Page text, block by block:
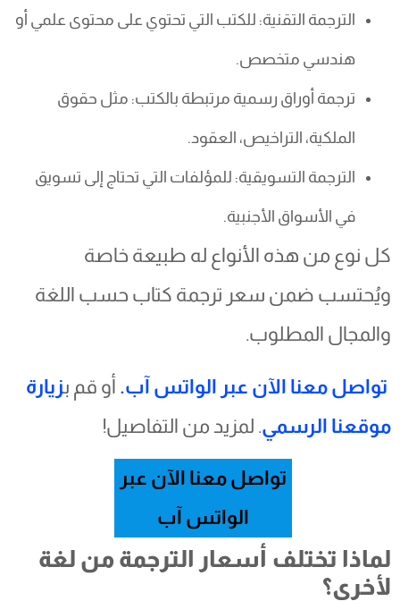
الترجمة التقنية: للكتب التي تحتوي على محتوى علمي أو
هندسي متخصص.
ترجمة أوراق رسمية مرتبطة بالكتب: مثل حقوق
الملكية، التراخيص، العقود.
الترجمة التسويقية: للمؤلفات التي تحتاج إلى تسويق
في الأسواق الأجنبية.
كل نوع من هذه الأنواع له طبيعة خاصة
ويُحتسب ضمن سعر ترجمة كتاب حسب اللغة
والمجال المطلوب.
تواصل معنا الآن عبر الواتس آب.أو قم ب زيارة
موقعنا الرسمي . لمزيد من التفاصيل!
تواصل معنا الآن عبر
الواتس آب
لماذا تختلف أسعار الترجمة من لغة
لأخرى؟